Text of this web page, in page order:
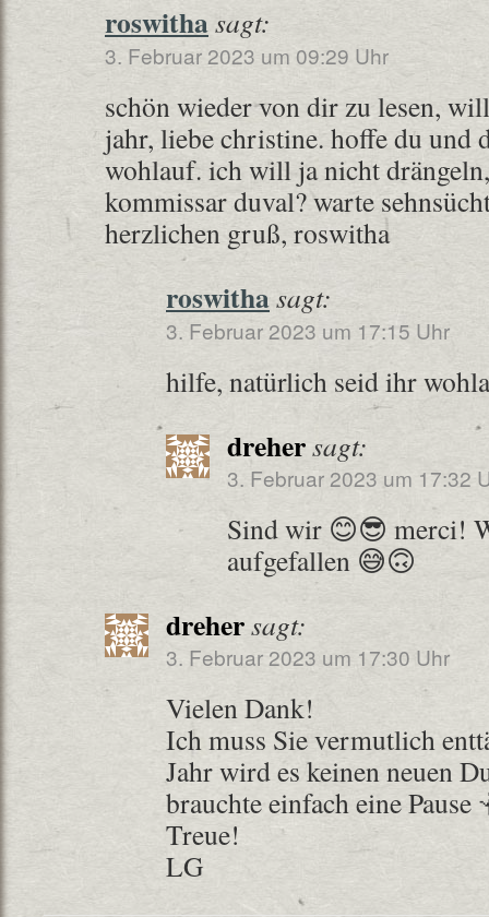
roswithasagt:
3. Februar 2023 um 09:29 Uhr
schön wieder von dir zu lesen,
jahr, liebe christine. hoffe du und
wohlauf. ich will ja nicht
kommissar duval? warte
herzlichen gruß, roswitha
roswithasagt:
3. Februar 2023 um 17:15 Uhr
hilfe, natürlich seid ihr
drehersagt:
3. Februar 2023 um 17:32
Sind wir 😊😎 merci!
aufgefallen 😅🙃
drehersagt:
3. Februar 2023 um 17:30 Uhr
Vielen Dank!
Ich muss Sie vermutlich
Jahr wird es keinen neuen
brauchte einfach eine
Treue!
LG